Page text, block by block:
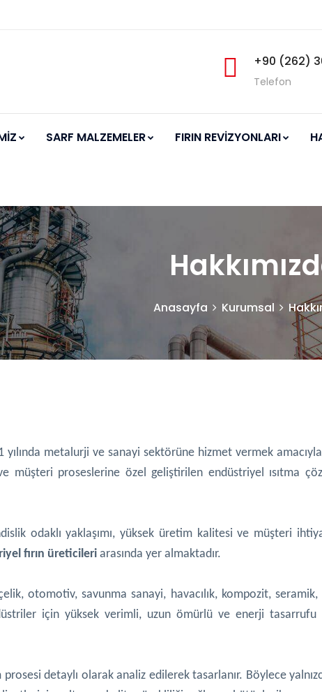
+90 (262)
Telefon
SARF MALZEMELER FIRIN REVİZYONLARI
Anasayfa Kurumsal
yılında metalurji ve sanayi sektörüne hizmet vermek
müşteri proseslerine özel geliştirilen endüstriyel ısıtma
odaklı yaklaşımı, yüksek üretim kalitesi ve müşteri
fırın üreticileri arasında yer almaktadır.
otomotiv, savunma sanayi, havacılık, kompozit,
için yüksek verimli, uzun ömürlü ve enerji tasarrufu
detaylı olarak analiz edilerek tasarlanır. Böylece